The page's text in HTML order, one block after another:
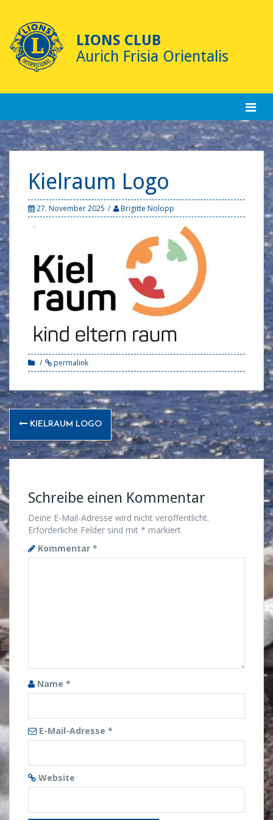
content
LIONS CLUB
Aurich Frisia Orientalis
Kielraum Logo
27. November 2025 Brigitte Nolopp
permalink
Post
navigation
KIELRAUM LOGO
Schreibe einen Kommentar
Deine E-Mail-Adresse wird nicht veröffentlicht.
Erforderliche Felder sind mit * markiert
Kommentar *
Name *
E-Mail-Adresse *
Website